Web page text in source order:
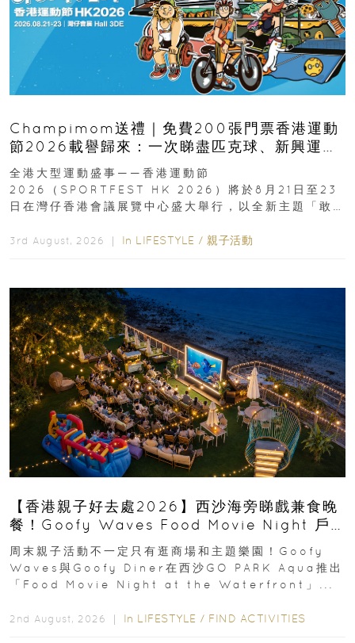
Champimom送禮｜免費200張門票香港運動
節2026載譽歸來：一次睇盡匹克球、新興運
動、街舞比賽＋逾百運動品牌展覽
全港大型運動盛事——香港運動節
2026（SPORTFEST HK 2026）將於8月21日至23
日在灣仔香港會議展覽中心盛大舉行，以全新主題「敢
3rd August, 2026 ｜ In LIFESTYLE / 親子活動
【香港親子好去處2026】西沙海旁睇戲兼食晚
餐！Goofy Waves Food Movie Night 戶
外影院逢週末登場
周末親子活動不一定只有逛商場和主題樂園！Goofy
Waves與Goofy Diner在西沙GO PARK Aqua推出
「Food Movie Night at the Waterfront」...
2nd August, 2026 ｜ In LIFESTYLE / FIND ACTIVITIES